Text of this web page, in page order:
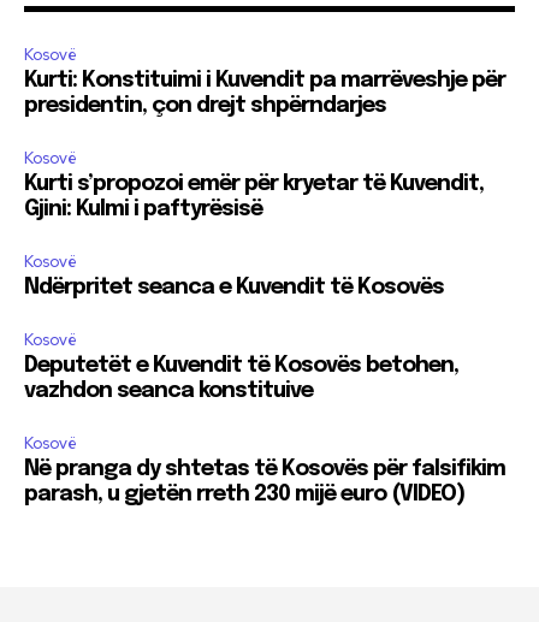
Kosovë
Kurti: Konstituimi i Kuvendit pa marrëveshje për
presidentin, çon drejt shpërndarjes
Kosovë
Kurti s’propozoi emër për kryetar të Kuvendit,
Gjini: Kulmi i paftyrësisë
Kosovë
Ndërpritet seanca e Kuvendit të Kosovës
Kosovë
Deputetët e Kuvendit të Kosovës betohen,
vazhdon seanca konstituive
Kosovë
Në pranga dy shtetas të Kosovës për falsifikim
parash, u gjetën rreth 230 mijë euro (VIDEO)